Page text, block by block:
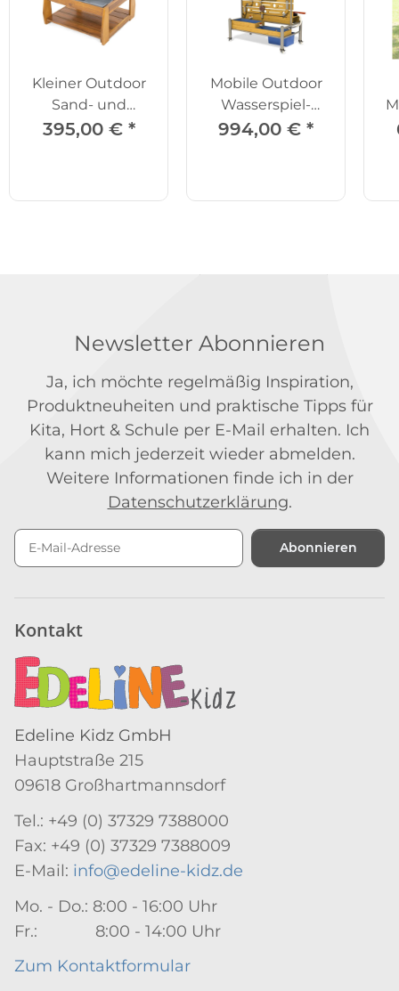
Kleiner Outdoor
Sand- und
Matschtisch - U3
395,00 € *
Mobile Outdoor
Wasserspiel-
Anlage
994,00 € *
Newsletter Abonnieren
Ja, ich möchte regelmäßig Inspiration,
Produktneuheiten und praktische Tipps für
Kita, Hort & Schule per E-Mail erhalten. Ich
kann mich jederzeit wieder abmelden.
Weitere Informationen finde ich in der
Datenschutzerklärung.
Abonnieren
Kontakt
Edeline Kidz GmbH
Hauptstraße 215
09618 Großhartmannsdorf
Tel.: +49 (0) 37329 7388000
Fax: +49 (0) 37329 7388009
E-Mail: info@edeline-kidz.de
Mo. - Do.: 8:00 - 16:00 Uhr
Fr.: 8:00 - 14:00 Uhr
Zum Kontaktformular